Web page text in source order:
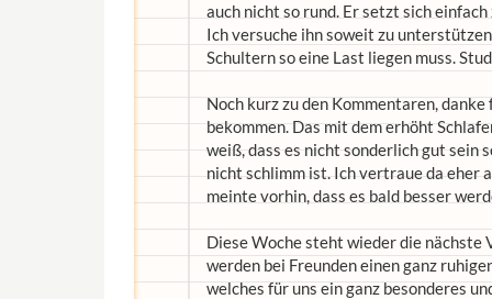
auch nicht so rund. Er setzt sich
Ich versuche ihn soweit zu
Schultern so eine Last liegen muss.
Noch kurz zu den Kommentaren,
bekommen. Das mit dem erhöht
weiß, dass es nicht sonderlich gut sein
nicht schlimm ist. Ich vertraue da eher
meinte vorhin, dass es bald besser
Diese Woche steht wieder die
werden bei Freunden einen ganz
welches für uns ein ganz besonderes